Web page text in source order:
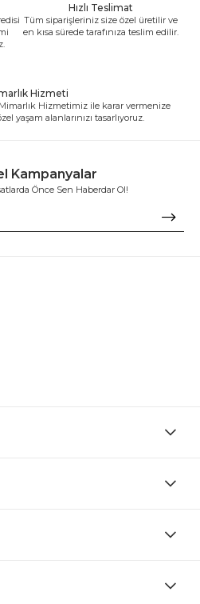
Hızlı Teslimat
Tüm siparişleriniz size özel üretilir ve
en kısa sürede tarafınıza teslim edilir.
Hizmeti
Hizmetimiz ile karar vermenize
yaşam alanlarınızı tasarlıyoruz.
Kampanyalar
Önce Sen Haberdar Ol!